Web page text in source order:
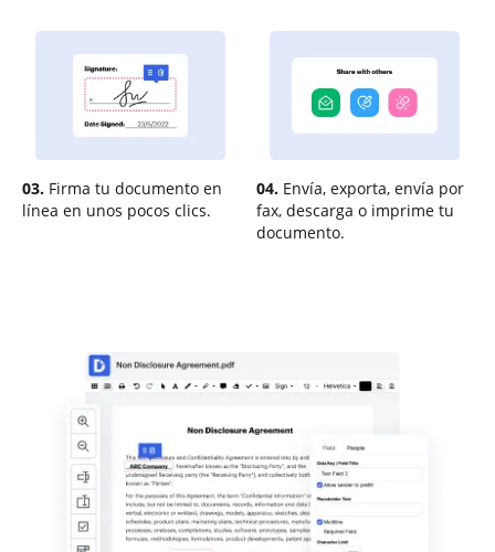
03. Firma tu documento en
línea en unos pocos clics.
04. Envía, exporta, envía por
fax, descarga o imprime tu
documento.